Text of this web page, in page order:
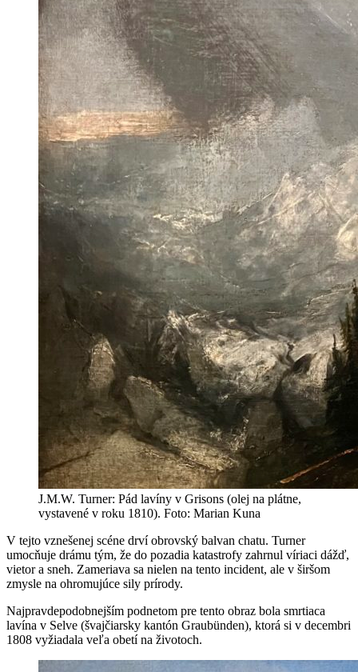
J.M.W. Turner: Pád lavíny v Grisons (olej na plátne,
vystavené v roku 1810). Foto: Marian Kuna
V tejto vznešenej scéne drví obrovský balvan chatu. Turner
umocňuje drámu tým, že do pozadia katastrofy zahrnul víriaci dážď,
vietor a sneh. Zameriava sa nielen na tento incident, ale v širšom
zmysle na ohromujúce sily prírody.
Najpravdepodobnejším podnetom pre tento obraz bola smrtiaca
lavína v Selve (švajčiarsky kantón Graubünden), ktorá si v decembri
1808 vyžiadala veľa obetí na životoch.